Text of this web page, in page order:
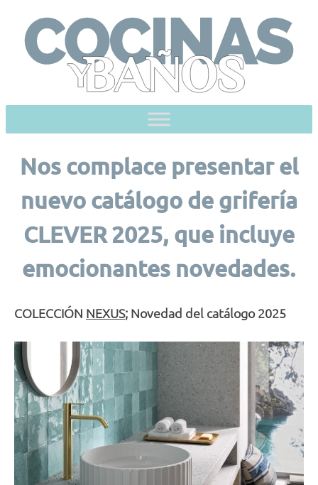
content
Nos complace presentar el
nuevo catálogo de grifería
CLEVER 2025, que incluye
emocionantes novedades.
COLECCIÓN NEXUS; Novedad del catálogo 2025